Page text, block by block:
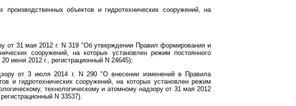
объектов и гидротехнических сооружений, на
от 31 мая 2012 г. N 319 "Об утверждении Правил формирования и
сооружений, на которых установлен режим постоянного
июня 2012 г., регистрационный N 24645);
от 3 июля 2014 г. N 290 "О внесении изменений в Правила
и гидротехнических сооружений, на которых установлен режим
технологическому и атомному надзору от 31 мая 2012
N 33537).